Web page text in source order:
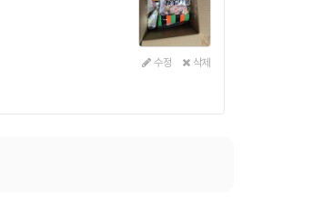
수정 삭제